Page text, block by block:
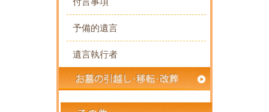
予備的遺言
遺言執行者